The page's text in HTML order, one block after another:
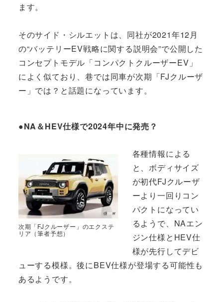
ます。
そのサイド・シルエットは、同社が2021年12月
の“バッテリーEV戦略に関する説明会”で公開した
コンセプトモデル「コンパクトクルーザーEV」
によく似ており、巷では同車が次期「FJクルーザ
ー」では？と話題になっています。
●NA＆HEV仕様で2024年中に発売？
次期「FJクルーザー」のエクステ
リア（筆者予想）
各種情報による
と、ボディサイズ
が初代FJクルーザ
ーより一回りコン
パクトになってい
るようで、NAエン
ジン仕様とHEV仕
様が先行してデビ
ューする模様。後にBEV仕様が登場する可能性も
あるようです。